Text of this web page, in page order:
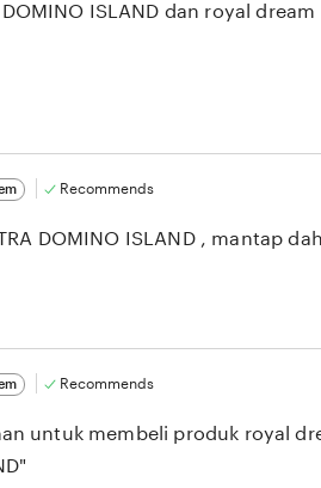
DOMINO ISLAND dan royal
Recommends
DOMINO ISLAND , mantap
Recommends
untuk membeli produk royal